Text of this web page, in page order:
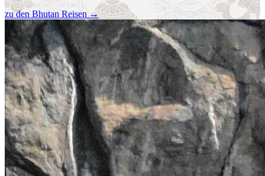
zu den Bhutan Reisen→